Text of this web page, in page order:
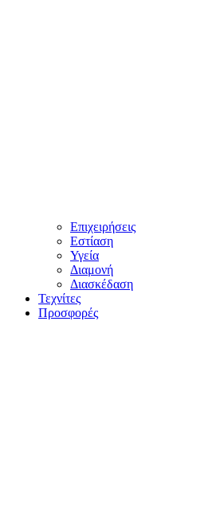
Επιχειρήσεις
Εστίαση
Υγεία
Διαμονή
Διασκέδαση
Τεχνίτες
Προσφορές